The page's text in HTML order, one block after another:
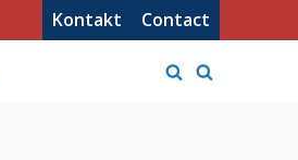
Kontakt Contact